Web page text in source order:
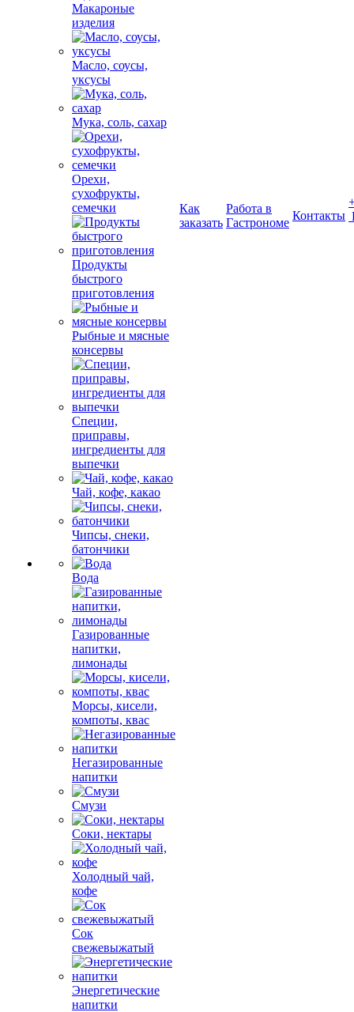
Макароные
изделия
Масло, соусы,
уксусы
Мука, соль, сахар
Орехи,
сухофрукты,
семечки
Продукты
быстрого
приготовления
Рыбные и мясные
консервы
Специи,
приправы,
ингредиенты для
выпечки
Чай, кофе, какао
Чипсы, снеки,
батончики
Вода
Газированные
напитки,
лимонады
Морсы, кисели,
компоты, квас
Негазированные
напитки
Смузи
Соки, нектары
Холодный чай,
кофе
Сок
свежевыжатый
Энергетические
напитки
Как
заказать
Работа в
Гастрономе
Контакты